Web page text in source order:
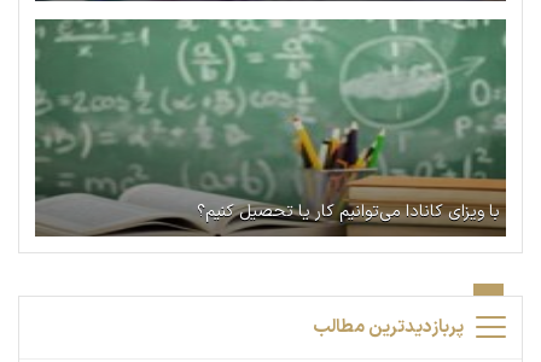
با ویزای کانادا می‌توانیم کار یا تحصیل کنیم؟
پربازدیدترین مطالب